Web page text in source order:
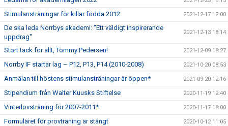
Stimulansträningar för killar födda 2012 2021-12-17 12:00
De ska leda Norrbys akademi: "Ett väldigt inspirerande
uppdrag"
2021-12-13 18:14
Stort tack för allt, Tommy Pedersen! 2021-12-09 18:27
Norrby IF startar lag – P12, P13, P14 (2010-2008) 2021-10-20 08:53
Anmälan till höstens stimulansträningar är öppen* 2021-09-20 12:16
Stipendium från Walter Kuusks Stiftelse 2020-11-19 12:40
Vinterlovsträning för 2007-2011* 2020-11-17 18:00
Formuläret för provträning är stängt 2020-10-12 11:05